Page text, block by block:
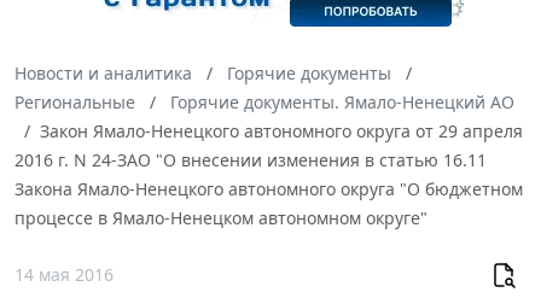
Новости и аналитика
Горячие документы
Региональные
Горячие документы. Ямало-Ненецкий АО
Закон Ямало-Ненецкого автономного округа от 29 апреля
2016 г. N 24-ЗАО "О внесении изменения в статью 16.11
Закона Ямало-Ненецкого автономного округа "О бюджетном
процессе в Ямало-Ненецком автономном округе"
14 мая 2016